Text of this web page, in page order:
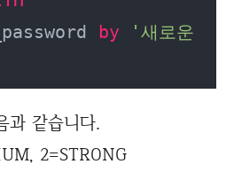
by
'새로운
과 같습니다.
2=STRONG